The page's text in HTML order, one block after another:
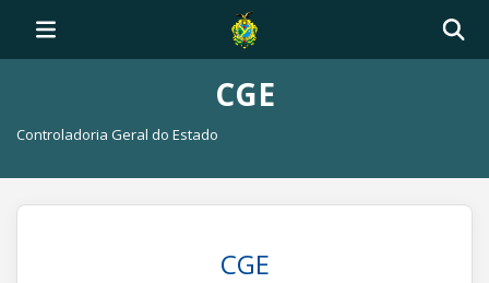
CGE
Controladoria Geral do Estado
CGE